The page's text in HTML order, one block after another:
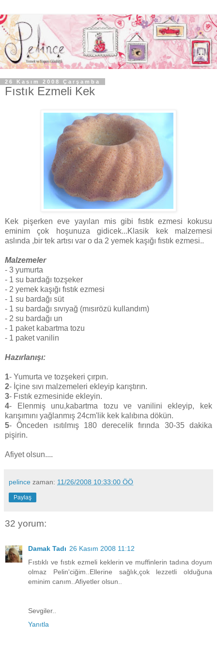
26 Kasım 2008 Çarşamba
Fıstık Ezmeli Kek
Kek pişerken eve yayılan mis gibi fıstık ezmesi kokusu
eminim çok hoşunuza gidicek...Klasik kek malzemesi
aslında ,bir tek artısı var o da 2 yemek kaşığı fıstık ezmesi..
Malzemeler
- 3 yumurta
- 1 su bardağı tozşeker
- 2 yemek kaşığı fıstık ezmesi
- 1 su bardağı süt
- 1 su bardağı sıvıyağ (mısırözü kullandım)
- 2 su bardağı un
- 1 paket kabartma tozu
- 1 paket vanilin
Hazırlanışı:
1- Yumurta ve tozşekeri çırpın.
2- İçine sıvı malzemeleri ekleyip karıştırın.
3- Fıstık ezmesinide ekleyin.
4- Elenmiş unu,kabartma tozu ve vanilini ekleyip, kek
karışımını yağlanmış 24cm'lik kek kalıbına dökün.
5- Önceden ısıtılmış 180 derecelik fırında 30-35 dakika
pişirin.
Afiyet olsun....
pelince zaman: 11/26/2008 10:33:00 ÖÖ
Paylaş
32 yorum:
Damak Tadı 26 Kasım 2008 11:12
Fıstıklı ve fıstık ezmeli keklerin ve muffinlerin tadına doyum
olmaz Pelin'ciğim..Ellerine sağlık,çok lezzetli olduğuna
eminim canım..Afiyetler olsun..
Sevgiler..
Yanıtla